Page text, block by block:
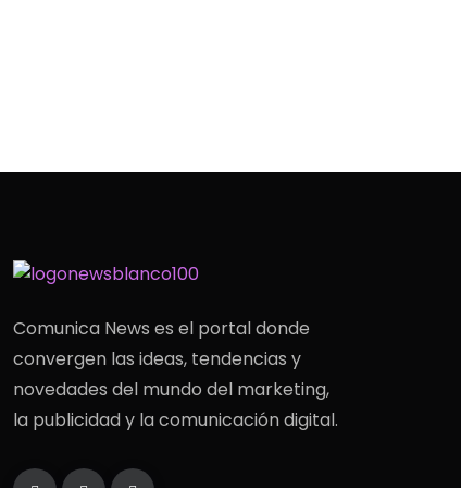
Comunica News es el portal donde
convergen las ideas, tendencias y
novedades del mundo del marketing,
la publicidad y la comunicación digital.